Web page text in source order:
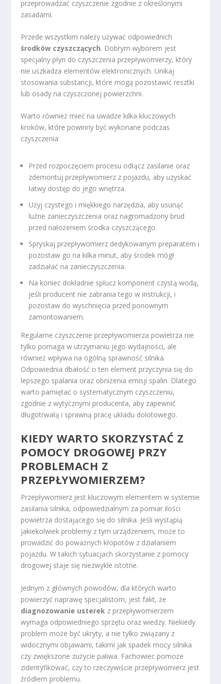
przeprowadzać czyszczenie zgodnie z określonymi
zasadami.
Przede wszystkim należy używać odpowiednich
środków czyszczących. Dobrym wyborem jest
specjalny płyn do czyszczenia przepływomierzy, który
nie uszkadza elementów elektronicznych. Unikaj
stosowania substancji, które mogą pozostawić resztki
lub osady na czyszczonej powierzchni.
Warto również mieć na uwadze kilka kluczowych
kroków, które powinny być wykonane podczas
czyszczenia:
Przed rozpoczęciem procesu odłącz zasilanie oraz
zdemontuj przepływomierz z pojazdu, aby uzyskać
łatwy dostęp do jego wnętrza.
Użyj czystego i miękkiego narzędzia, aby usunąć
luźne zanieczyszczenia oraz nagromadzony brud
przed nałożeniem środka czyszczącego.
Spryskaj przepływomierz dedykowanym preparatem i
pozostaw go na kilka minut, aby środek mógł
zadziałać na zanieczyszczenia.
Na koniec dokładnie spłucz komponent czystą wodą,
jeśli producent nie zabrania tego w instrukcji, i
pozostaw do wyschnięcia przed ponownym
zamontowaniem.
Regularne czyszczenie przepływomierza powietrza nie
tylko pomaga w utrzymaniu jego wydajności, ale
również wpływa na ogólną sprawność silnika.
Odpowiednia dbałość o ten element przyczynia się do
lepszego spalania oraz obniżenia emisji spalin. Dlatego
warto pamiętać o systematycznym czyszczeniu,
zgodnie z wytycznymi producenta, aby zapewnić
długotrwałą i sprawną pracę układu dolotowego.
KIEDY WARTO SKORZYSTAĆ Z
POMOCY DROGOWEJ PRZY
PROBLEMACH Z
PRZEPŁYWOMIERZEM?
Przepływomierz jest kluczowym elementem w systemie
zasilania silnika, odpowiedzialnym za pomiar ilości
powietrza dostającego się do silnika. Jeśli wystąpią
jakiekolwiek problemy z tym urządzeniem, może to
prowadzić do poważnych kłopotów z działaniem
pojazdu. W takich sytuacjach skorzystanie z pomocy
drogowej staje się niezwykle istotne.
Jednym z głównych powodów, dla których warto
powierzyć naprawę specjalistom, jest fakt, że
diagnozowanie usterek z przepływomierzem
wymaga odpowiedniego sprzętu oraz wiedzy. Niekiedy
problem może być ukryty, a nie tylko związany z
widocznymi objawami, takimi jak spadek mocy silnika
czy zwiększone zużycie paliwa. Fachowiec pomoże
zidentyfikować, czy to rzeczywiście przepływomierz jest
źródłem problemu.